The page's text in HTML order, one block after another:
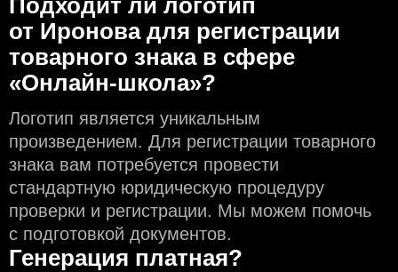
Подходит ли логотип
от Иронова для регистрации
товарного знака в сфере
«Онлайн-школа»?
Логотип является уникальным
произведением. Для регистрации товарного
знака вам потребуется провести
стандартную юридическую процедуру
проверки и регистрации. Мы можем помочь
с подготовкой документов.
Генерация платная?